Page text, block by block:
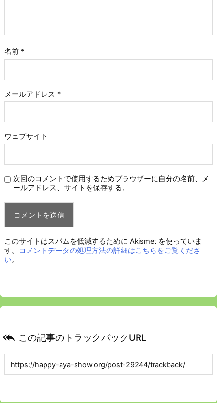
名前 *
メールアドレス *
ウェブサイト
次回のコメントで使用するためブラウザーに自分の名前、メ
ールアドレス、サイトを保存する。
このサイトはスパムを低減するために Akismet を使っていま
す。
コメントデータの処理方法の詳細はこちらをご覧くださ
い。
 この記事のトラックバックURL